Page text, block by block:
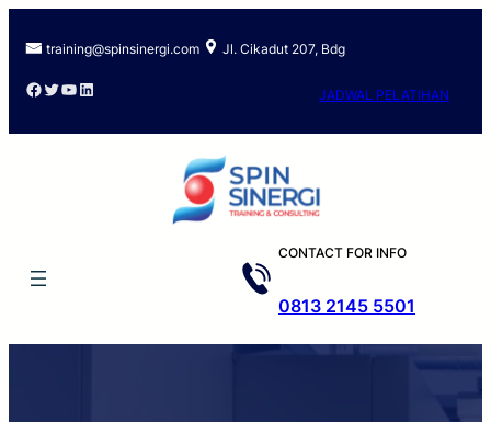
training@spinsinergi.com Jl. Cikadut 207, Bdg
Facebook Twitter YouTube LinkedIn JADWAL PELATIHAN
CONTACT FOR INFO
0813 2145 5501